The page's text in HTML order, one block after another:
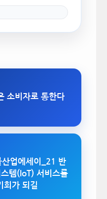
소비자로 통한다
산업에세이_21 반
템(IoT) 서비스를
회가 되길